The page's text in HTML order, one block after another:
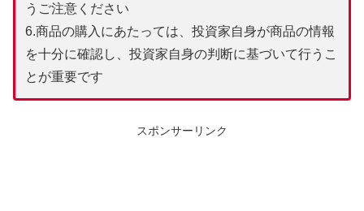
うご注意ください
6.商品の購入にあたっては、投資家自身が商品の情報
を十分に確認し、投資家自身の判断に基づいて行うこ
とが重要です
スポンサーリンク